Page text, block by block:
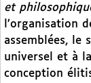
et
l’organisation
assemblées, le
universel et à
conception